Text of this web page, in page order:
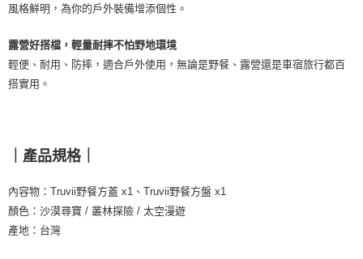
風格鮮明，為你的戶外裝備增添個性。
露營好搭檔，輕量耐摔不怕野地環境
輕便、耐用、防摔，適合戶外使用，無論是野餐、露營還是車宿旅行都百
搭實用。
｜產品規格｜
內容物：Truvii野餐方蓋 x1、Truvii野餐方盤 x1
顏色：沙漠尋寶 / 叢林探險 / 太空漫遊
產地：台灣